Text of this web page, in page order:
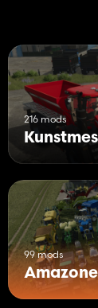
216 mods
99 mods
Amazone